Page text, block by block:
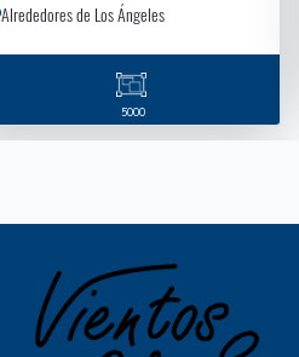
Alrededores de Los Ángeles
5000